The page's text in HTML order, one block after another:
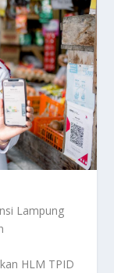
Lampung
HLM TPID